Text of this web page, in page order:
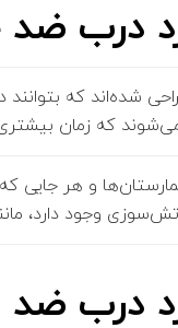
درب
شده‌اند که بتوانند
که زمان
و هر جایی
وجود دارد،
درب